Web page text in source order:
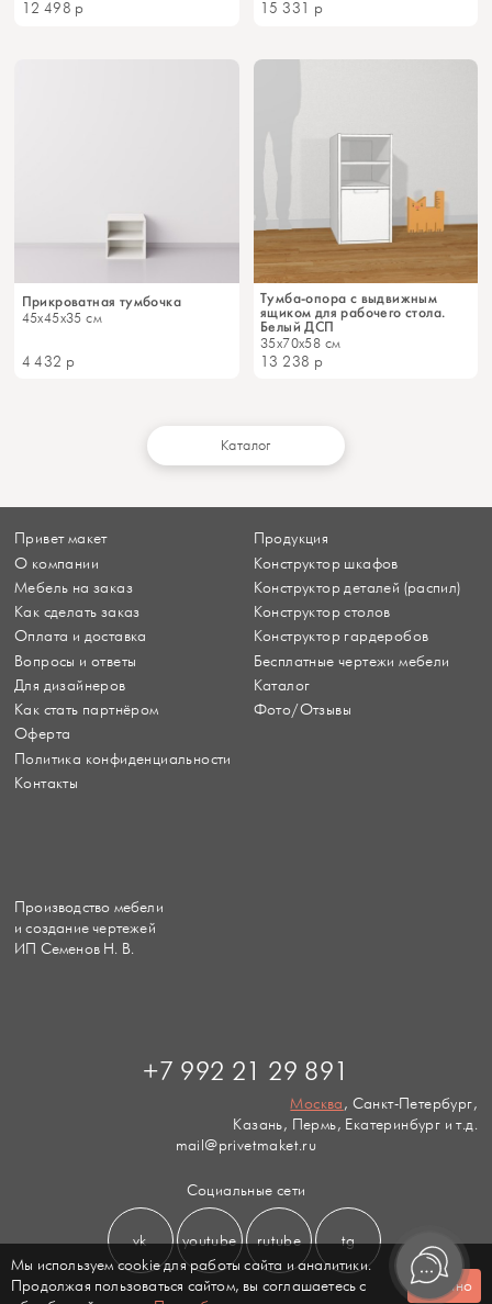
12 498 р 15 331 р
Прикроватная тумбочка
45x45x35 см
4 432 р
Тумба-опора с выдвижным
ящиком для рабочего стола.
Белый ДСП
35x70x58 см
13 238 р
Каталог
Привет макет
О компании
Мебель на заказ
Как сделать заказ
Оплата и доставка
Вопросы и ответы
Для дизайнеров
Как стать партнёром
Оферта
Политика конфиденциальности
Контакты
Продукция
Конструктор шкафов
Конструктор деталей (распил)
Конструктор столов
Конструктор гардеробов
Бесплатные чертежи мебели
Каталог
Фото/Отзывы
Производство мебели
и создание чертежей
ИП Семенов Н. В.
+7 992 21 29 891
Москва, Санкт-Петербург,
Казань, Пермь, Екатеринбург и т.д.
mail@privetmaket.ru
Социальные сети
vk youtube rutube
tg
Мы используем cookie для работы сайта и аналитики.
Продолжая пользоваться сайтом, вы соглашаетесь с
Понятно